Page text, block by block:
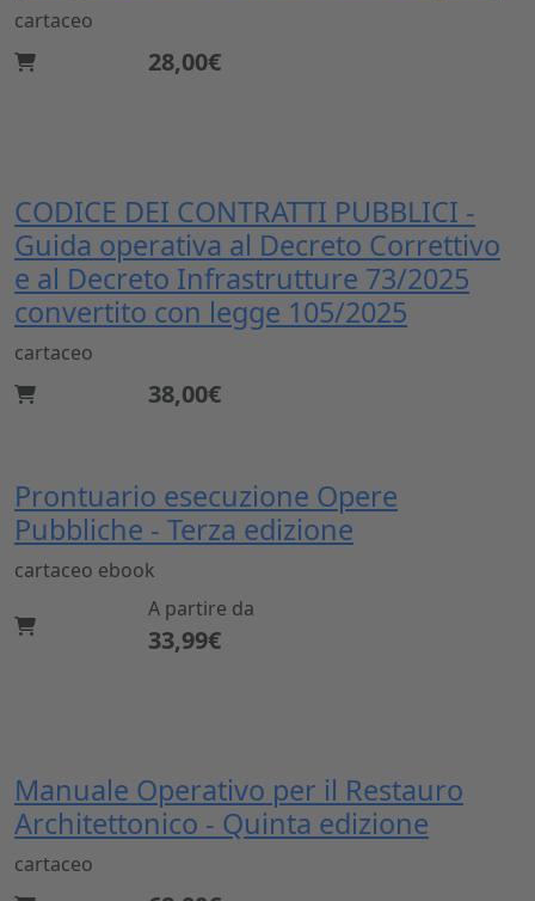
cartaceo
28,00€
CODICE DEI CONTRATTI PUBBLICI -
Guida operativa al Decreto Correttivo
e al Decreto Infrastrutture 73/2025
convertito con legge 105/2025
cartaceo
38,00€
Prontuario esecuzione Opere
Pubbliche - Terza edizione
cartaceo ebook
A partire da
33,99€
Manuale Operativo per il Restauro
Architettonico - Quinta edizione
cartaceo